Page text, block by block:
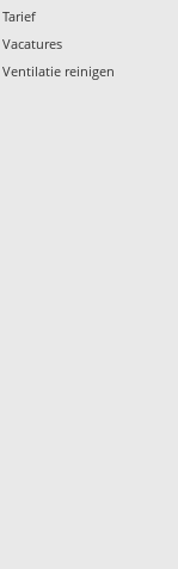
Tarief
Vacatures
Ventilatie reinigen